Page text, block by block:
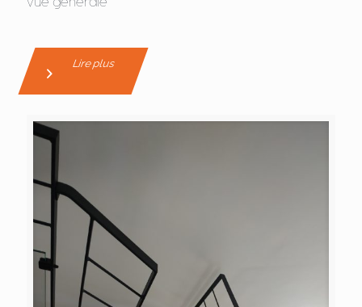
Vue générale
Lire plus